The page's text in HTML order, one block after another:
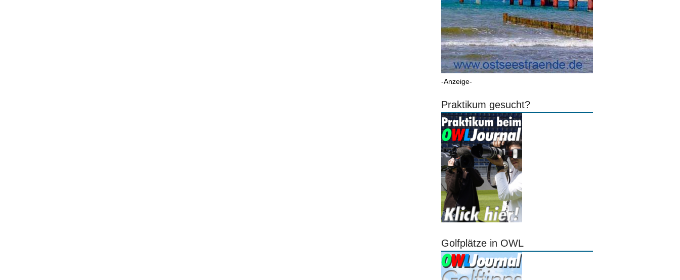
-Anzeige-
Praktikum gesucht?
Golfplätze in OWL